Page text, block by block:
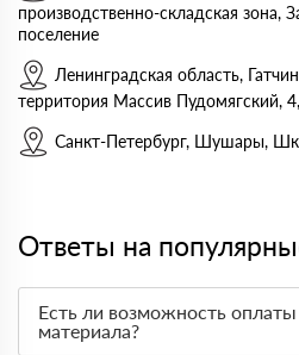
производственно-складская зона,
поселение
Ленинградская область,
территория Массив Пудомягский,
Санкт-Петербург, Шушары,
Ответы на
Есть ли возможность
материала?